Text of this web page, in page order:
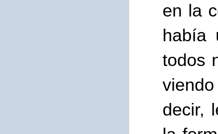
en la
había
todos
decir,